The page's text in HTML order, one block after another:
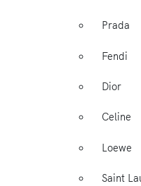
Prada
Fendi
Dior
Celine
Loewe
Saint